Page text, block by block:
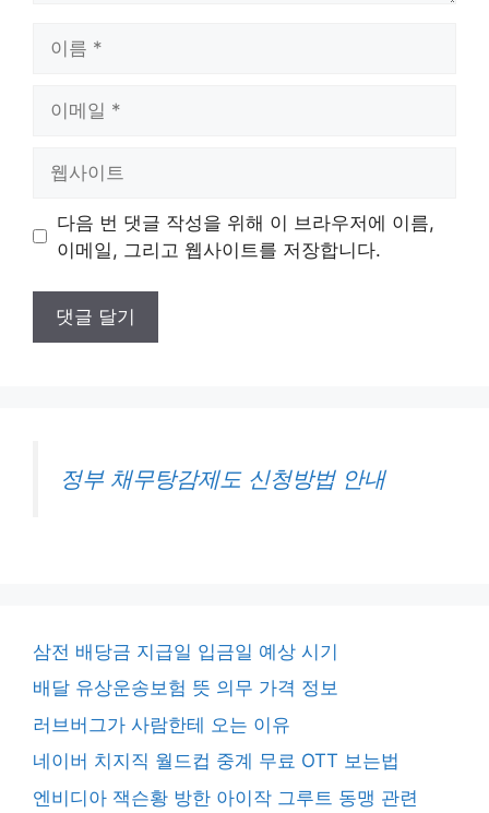
트
다음 번 댓글 작성을 위해 이 브라우저에 이름,
이메일, 그리고 웹사이트를 저장합니다.
정부 채무탕감제도 신청방법 안내
삼전 배당금 지급일 입금일 예상 시기
배달 유상운송보험 뜻 의무 가격 정보
러브버그가 사람한테 오는 이유
네이버 치지직 월드컵 중계 무료 OTT 보는법
엔비디아 잭슨황 방한 아이작 그루트 동맹 관련